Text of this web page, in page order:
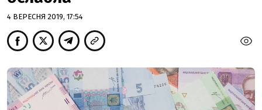
4 ВЕРЕСНЯ 2019, 17:54